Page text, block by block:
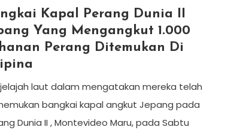
Kapal Perang Dunia II
Yang Mengangkut 1.000
Perang Ditemukan Di
laut dalam mengatakan mereka telah
bangkai kapal angkut Jepang pada
Dunia II , Montevideo Maru, pada Sabtu